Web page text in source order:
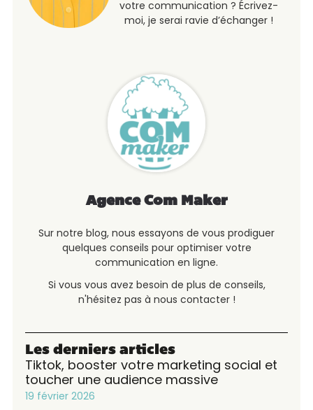
votre communication ? Écrivez-
moi, je serai ravie d’échanger !
Agence Com Maker
Sur notre blog, nous essayons de vous prodiguer
quelques conseils pour optimiser votre
communication en ligne.
Si vous vous avez besoin de plus de conseils,
n'hésitez pas à nous contacter !
Les derniers articles
Tiktok, booster votre marketing social et
toucher une audience massive
19 février 2026